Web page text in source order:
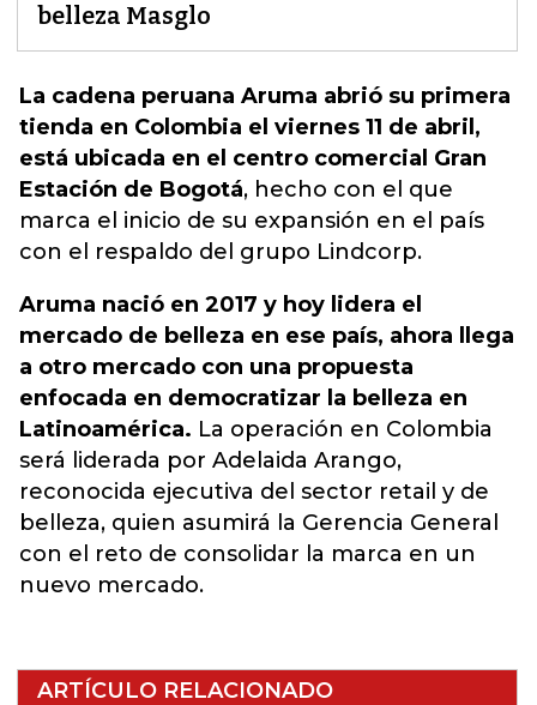
belleza Masglo
La cadena peruana Aruma abrió su primera
tienda en Colombia el viernes 11 de abril,
está ubicada en el centro comercial Gran
Estación de Bogotá, hecho con el que
marca el inicio de su expansión en el país
con el respaldo del grupo Lindcorp.
Aruma nació en 2017 y hoy lidera el
mercado de belleza en ese país, ahora llega
a otro mercado con una propuesta
enfocada en democratizar la belleza en
Latinoamérica. La operación en Colombia
será liderada por Adelaida Arango,
reconocida ejecutiva del sector retail y de
belleza, quien asumirá la Gerencia General
con el reto de consolidar la marca en un
nuevo mercado.
ARTÍCULO RELACIONADO